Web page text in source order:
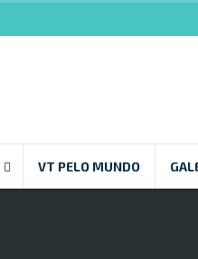
VT PELO MUNDO